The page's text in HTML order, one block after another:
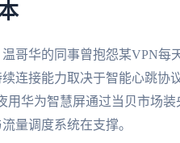
哥华的同事曾抱怨某VPN每
连接能力取决于智能心跳协
用华为智慧屏通过当贝市场
量调度系统在支撑。